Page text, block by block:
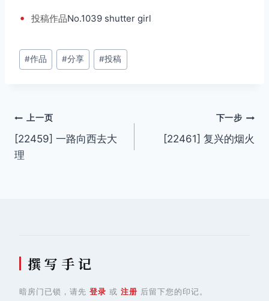
• 投稿作品No.1039 shutter girl
文
章
#作品 #分享 #投稿
文
章
上一页
[22459] 一路向西去大
理
下一步
[22461] 复兴的烟火
撰 写 手 记
暗房门已锁，请先 登录 或 注册 后留下您的印记。